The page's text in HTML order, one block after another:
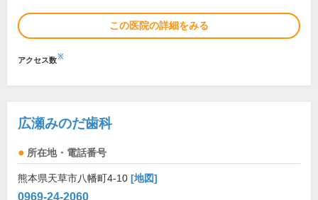
この医院の詳細をみる
アクセス数※
広瀬みのだ歯科
所在地・電話番号
熊本県天草市八幡町4-10 [地図]
0969-24-2060